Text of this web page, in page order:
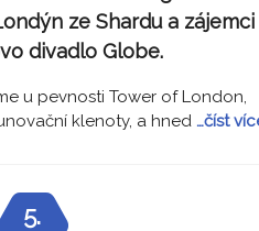
ze Shardu a zájemci
divadlo Globe.
u pevnosti Tower of London,
klenoty, a hned …číst
5.